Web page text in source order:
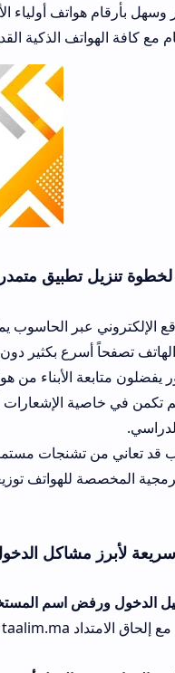
الأمور لتفعيل
الذكية القديمة والحديثة
متمدرس للأولياء
الحاسوب يمنحك تجربة عرض
بكثير دون الحاجة
الأبناء من هواتفهم
الإشعارات اللحظية
مستمرة نتيجة الضغط
توزيعاً أكثر ذكاءً
الدخول إلى مسار
المستخدم: